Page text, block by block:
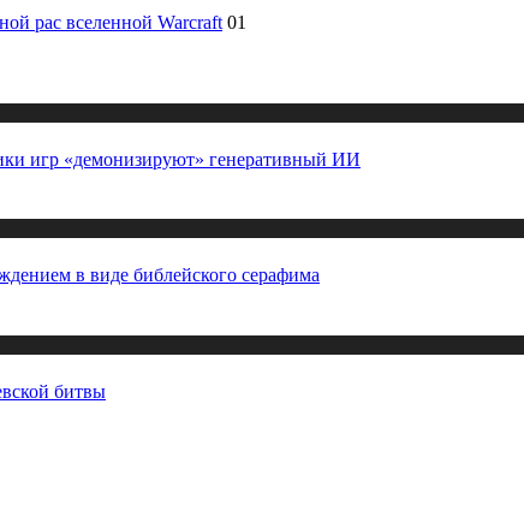
рас вселенной Warcraft 01
игр «демонизируют» генеративный ИИ
в виде библейского серафима
битвы